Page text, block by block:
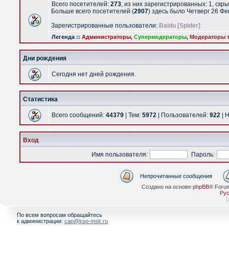
Всего посетителей: 273, из них зарегистрированных: 1,
Больше всего посетителей (2907) здесь было Четверг 26
Зарегистрированные пользователи: Baidu [Spider]
Легенда :: Администраторы, Супермодераторы, Модераторы
Дни рождения
Сегодня нет дней рождения.
Статистика
Всего сообщений: 44379 | Тем: 5972 | Пользователей: 922 |
Вход
Имя пользователя:
Пароль:
Непрочитанные сообщения
Создано на основе phpBB®
[
По всем вопросам обращайтесь
к администрации: cap@ksp-msk.ru